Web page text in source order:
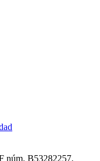
núm. B53282257.